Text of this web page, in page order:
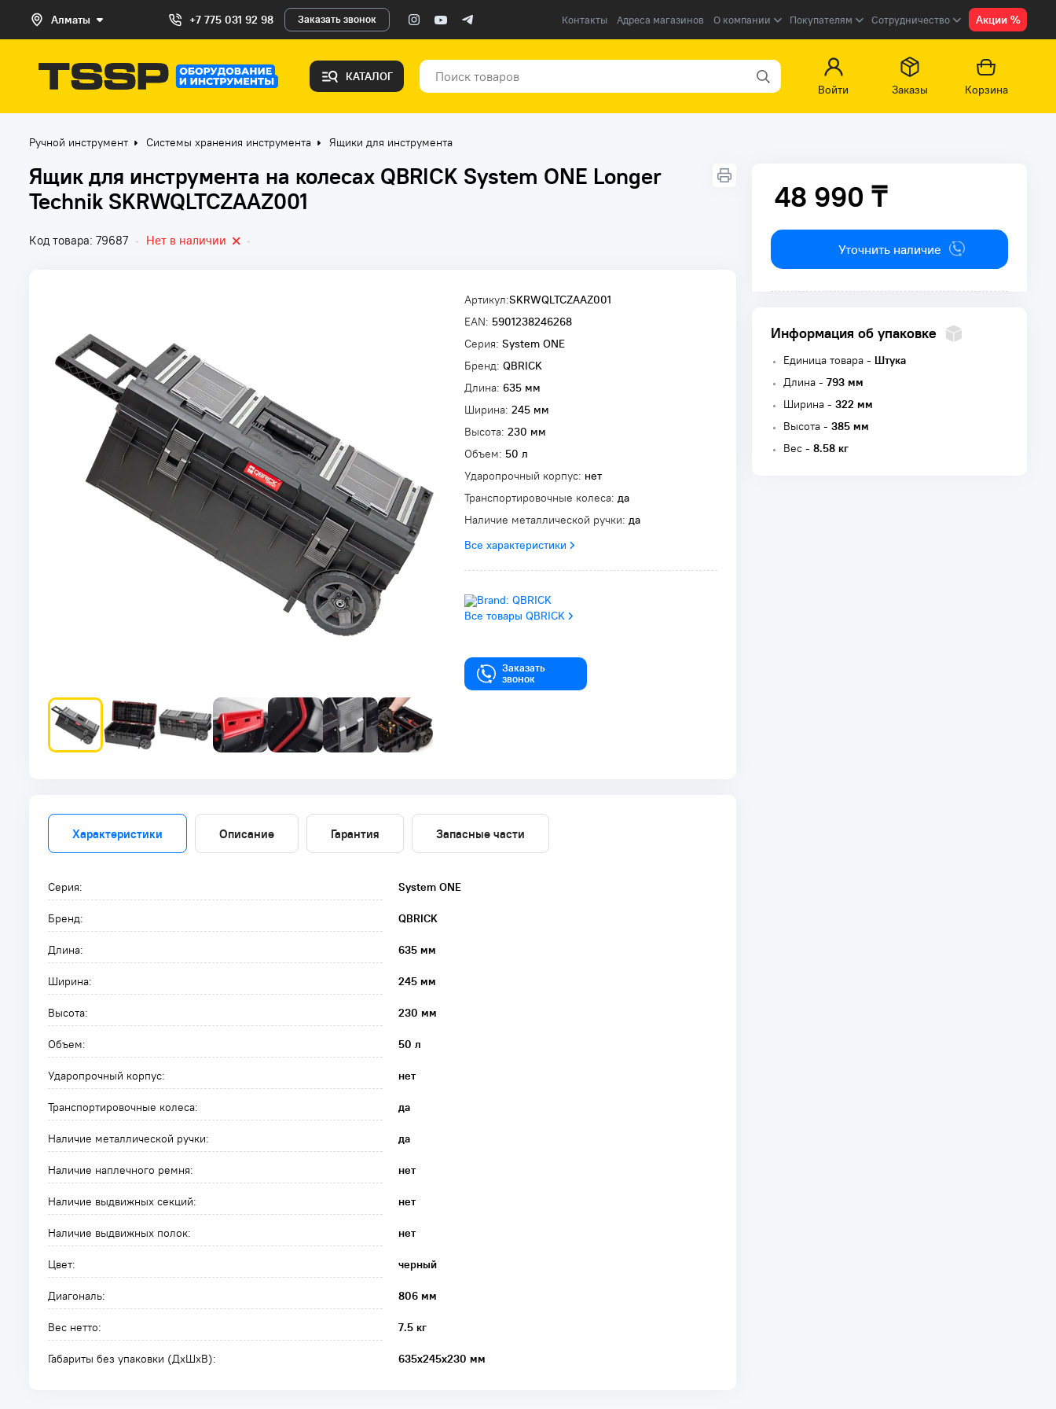
Алматы +7 775 031 92 98 Заказать звонок Контакты Адреса магазинов О компании Покупателям Сотрудничество Акции %
КАТАЛОГ
Войти
Заказы Корзина
Ручной инструмент Системы хранения инструмента Ящики для инструмента
Ящик для инструмента на колесах QBRICK System ONE Longer
Technik SKRWQLTCZAAZ001
Код товара: 79687 • Нет в наличии •
Артикул:SKRWQLTCZAAZ001
EAN: 5901238246268
Серия: System ONE
Бренд: QBRICK
Длина: 635 мм
Ширина: 245 мм
Высота: 230 мм
Объем: 50 л
Ударопрочный корпус: нет
Транспортировочные колеса: да
Наличие металлической ручки: да
Все характеристики
Все товары QBRICK
Заказать
звонок
48 990 ₸
48 990 ₸
Уточнить наличие
Информация об упаковке
Единица товара - Штука
Длина - 793 мм
Ширина - 322 мм
Высота - 385 мм
Вес - 8.58 кг
Характеристики Описание Гарантия Запасные части
Серия: System ONE
Бренд: QBRICK
Длина: 635 мм
Ширина: 245 мм
Высота: 230 мм
Объем: 50 л
Ударопрочный корпус: нет
Транспортировочные колеса: да
Наличие металлической ручки: да
Наличие наплечного ремня: нет
Наличие выдвижных секций: нет
Наличие выдвижных полок: нет
Цвет: черный
Диагональ: 806 мм
Вес нетто: 7.5 кг
Габариты без упаковки (ДxШxВ): 635х245х230 мм